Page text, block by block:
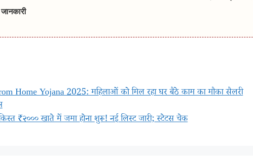
Home Yojana 2025: महिलाओं को मिल रहा घर बैठे काम का मौका सैलरी
₹२००० खाते में जमा होना शुरू! नई लिस्ट जारी; स्टेटस चेक